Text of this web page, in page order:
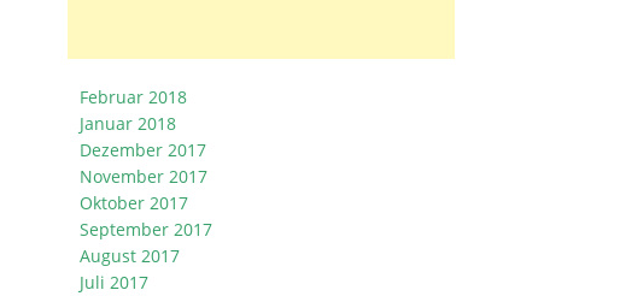
Februar 2018
Januar 2018
Dezember 2017
November 2017
Oktober 2017
September 2017
August 2017
Juli 2017